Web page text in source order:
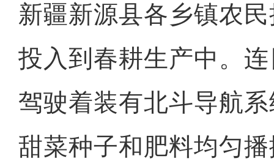
新疆新源县各乡镇农
投入到春耕生产中。
驾驶着装有北斗导航
甜菜种子和肥料均匀